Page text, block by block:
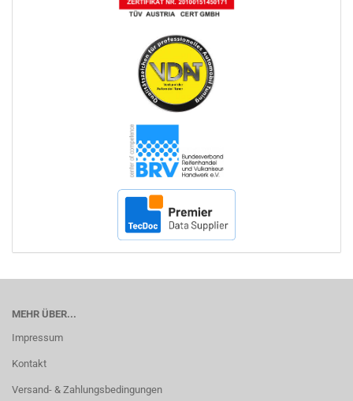
MEHR ÜBER...
Impressum
Kontakt
Versand- & Zahlungsbedingungen